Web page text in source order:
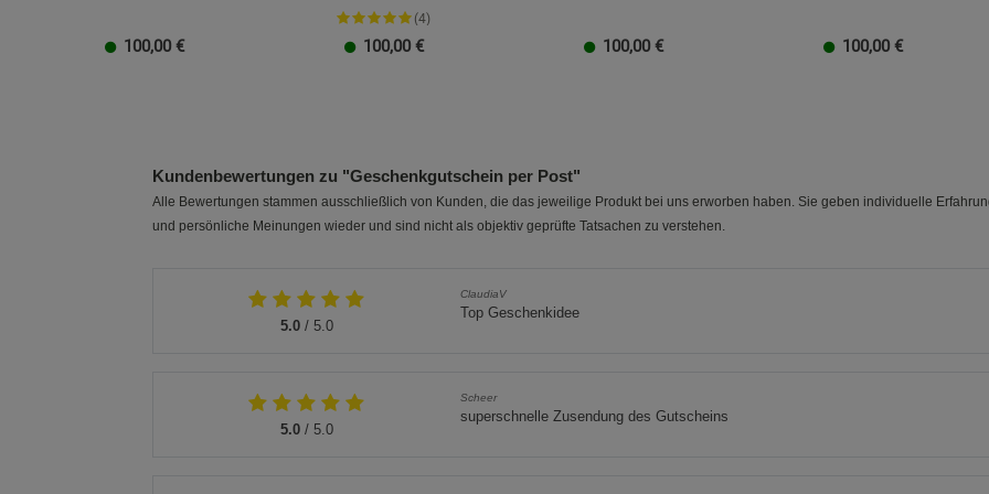
100,00 €
(4)
100,00 € 100,00 € 100,00 €
Kundenbewertungen zu "Geschenkgutschein per Post"
Alle Bewertungen stammen ausschließlich von Kunden, die das jeweilige Produkt bei uns erworben haben. Sie geben individuelle
und persönliche Meinungen wieder und sind nicht als objektiv geprüfte Tatsachen zu verstehen.
5.0/ 5.0
ClaudiaV
Top Geschenkidee
5.0/ 5.0
Scheer
superschnelle Zusendung des Gutscheins
Cookie-Informationen anzeigen